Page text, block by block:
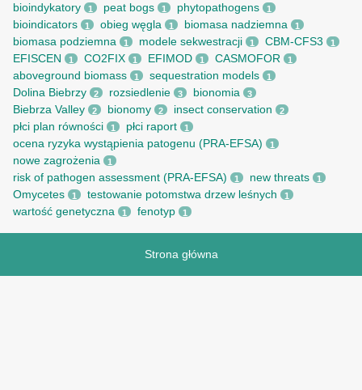
bioindykatory 1 peat bogs 1 phytopathogens 1
bioindicators 1 obieg węgla 1 biomasa nadziemna 1
biomasa podziemna 1 modele sekwestracji 1 CBM-CFS3 1
EFISCEN 1 CO2FIX 1 EFIMOD 1 CASMOFOR 1
aboveground biomass 1 sequestration models 1
Dolina Biebrzy 2 rozsiedlenie 3 bionomia 3
Biebrza Valley 2 bionomy 2 insect conservation 2
płci plan równości 1 płci raport 1
ocena ryzyka wystąpienia patogenu (PRA-EFSA) 1
nowe zagrożenia 1
risk of pathogen assessment (PRA-EFSA) 1 new threats 1
Omycetes 1 testowanie potomstwa drzew leśnych 1
wartość genetyczna 1 fenotyp 1
Strona główna